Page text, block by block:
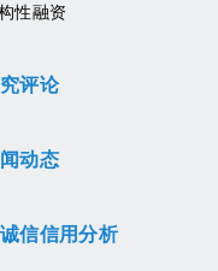
性融资
评论
动态
信信用分析